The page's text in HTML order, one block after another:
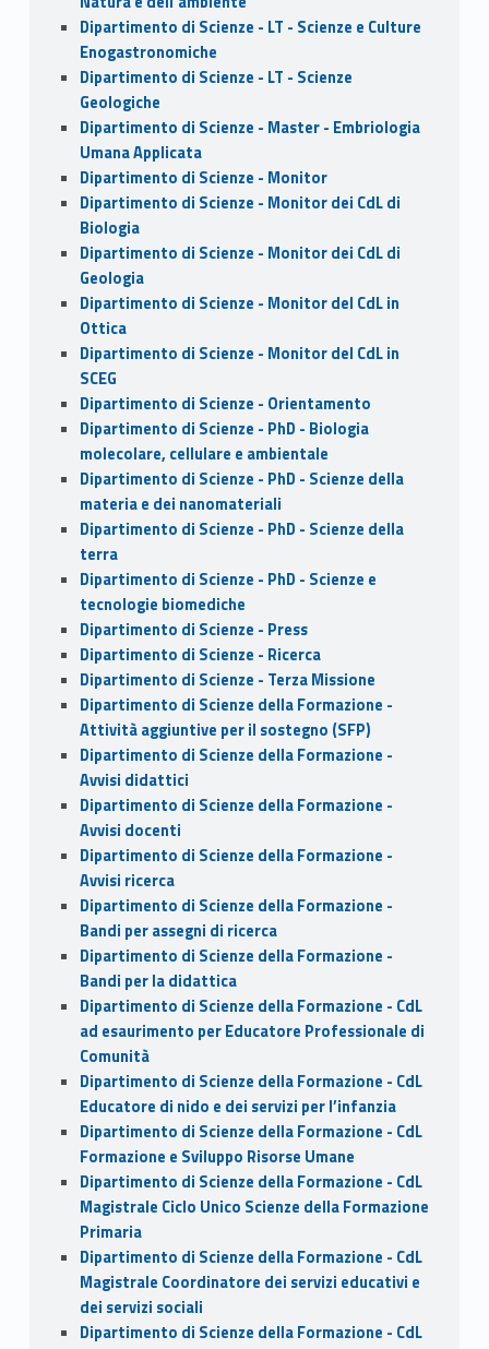
Dipartimento di Scienze - LT - Scienze e Culture
Enogastronomiche
Dipartimento di Scienze - LT - Scienze
Geologiche
Dipartimento di Scienze - Master - Embriologia
Umana Applicata
Dipartimento di Scienze - Monitor
Dipartimento di Scienze - Monitor dei CdL di
Biologia
Dipartimento di Scienze - Monitor dei CdL di
Geologia
Dipartimento di Scienze - Monitor del CdL in
Ottica
Dipartimento di Scienze - Monitor del CdL in
SCEG
Dipartimento di Scienze - Orientamento
Dipartimento di Scienze - PhD - Biologia
molecolare, cellulare e ambientale
Dipartimento di Scienze - PhD - Scienze della
materia e dei nanomateriali
Dipartimento di Scienze - PhD - Scienze della
terra
Dipartimento di Scienze - PhD - Scienze e
tecnologie biomediche
Dipartimento di Scienze - Press
Dipartimento di Scienze - Ricerca
Dipartimento di Scienze - Terza Missione
Dipartimento di Scienze della Formazione -
Attività aggiuntive per il sostegno (SFP)
Dipartimento di Scienze della Formazione -
Avvisi didattici
Dipartimento di Scienze della Formazione -
Avvisi docenti
Dipartimento di Scienze della Formazione -
Avvisi ricerca
Dipartimento di Scienze della Formazione -
Bandi per assegni di ricerca
Dipartimento di Scienze della Formazione -
Bandi per la didattica
Dipartimento di Scienze della Formazione - CdL
ad esaurimento per Educatore Professionale di
Comunità
Dipartimento di Scienze della Formazione - CdL
Educatore di nido e dei servizi per l’infanzia
Dipartimento di Scienze della Formazione - CdL
Formazione e Sviluppo Risorse Umane
Dipartimento di Scienze della Formazione - CdL
Magistrale Ciclo Unico Scienze della Formazione
Primaria
Dipartimento di Scienze della Formazione - CdL
Magistrale Coordinatore dei servizi educativi e
dei servizi sociali
Dipartimento di Scienze della Formazione - CdL